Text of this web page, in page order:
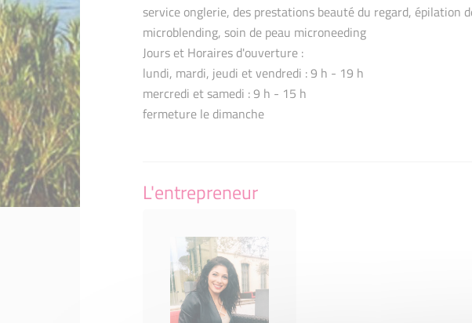
service onglerie, des prestations beauté du regard, épilation
microblending, soin de peau microneeding
Jours et Horaires d'ouverture :
lundi, mardi, jeudi et vendredi : 9 h - 19 h
mercredi et samedi : 9 h - 15 h
fermeture le dimanche
L'entrepreneur